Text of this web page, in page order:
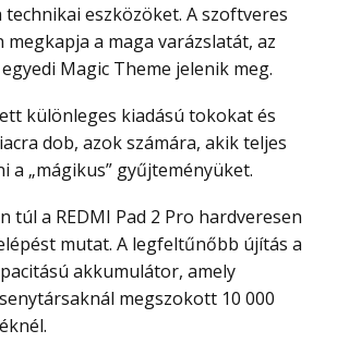
technikai eszközöket. A szoftveres
megkapja a maga varázslatát, az
Magic Theme jelenik meg.
dob, azok számára, akik teljes
a „mágikus” gyűjteményüket.
mutat. A legfeltűnőbb újítás a
akkumulátor, amely
megszokott 10 000